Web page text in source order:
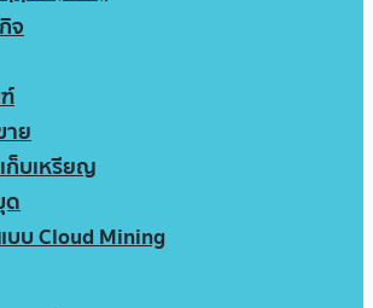
จ
าย
ก็บเหรียญ
ด
บบ Cloud Mining